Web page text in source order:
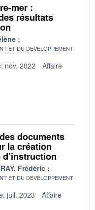
mer :
résultats
ET DU DEVELOPPEMENT
nov. 2022
Affaire
documents
la création
Frédéric
ET DU DEVELOPPEMENT
juil. 2023
Affaire